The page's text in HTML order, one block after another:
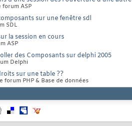
forum ASP
sur une fenêtre sdl
SDL
la session en cours
ASP
des Composants sur delphi 2005
Delphi
sur une table ??
forum PHP & Base de données